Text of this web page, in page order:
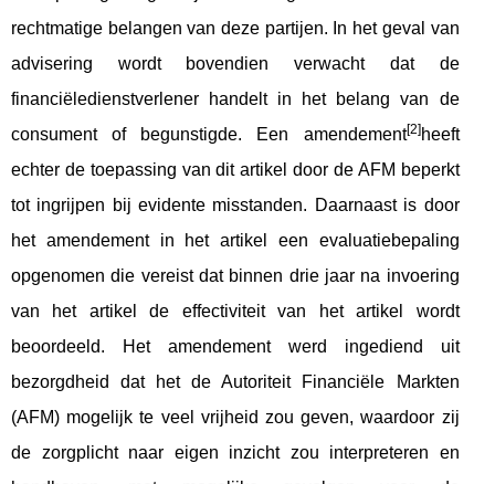
rechtmatige belangen van deze partijen. In het geval van
advisering wordt bovendien verwacht dat de
financiëledienstverlener handelt in het belang van de
consument of begunstigde. Een amendement[2]heeft
echter de toepassing van dit artikel door de AFM beperkt
tot ingrijpen bij evidente misstanden. Daarnaast is door
het amendement in het artikel een evaluatiebepaling
opgenomen die vereist dat binnen drie jaar na invoering
van het artikel de effectiviteit van het artikel wordt
beoordeeld. Het amendement werd ingediend uit
bezorgdheid dat het de Autoriteit Financiële Markten
(AFM) mogelijk te veel vrijheid zou geven, waardoor zij
de zorgplicht naar eigen inzicht zou interpreteren en